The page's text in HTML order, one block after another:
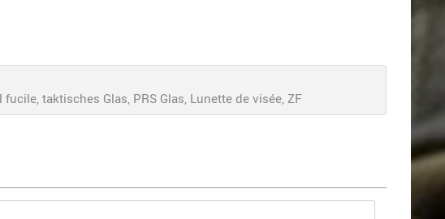
fucile, taktisches Glas, PRS Glas, Lunette de visée, ZF